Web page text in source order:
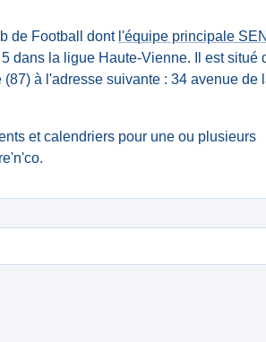
de Football dont l'équipe principale
dans la ligue Haute-Vienne. Il est situé
à l'adresse suivante : 34 avenue de
et calendriers pour une ou plusieurs